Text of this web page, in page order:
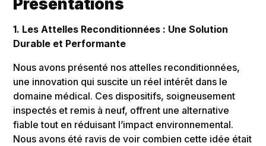
Présentations
1. Les Attelles Reconditionnées : Une Solution
Durable et Performante
Nous avons présenté nos attelles reconditionnées,
une innovation qui suscite un réel intérêt dans le
domaine médical. Ces dispositifs, soigneusement
inspectés et remis à neuf, offrent une alternative
fiable tout en réduisant l’impact environnemental.
Nous avons été ravis de voir combien cette idée était